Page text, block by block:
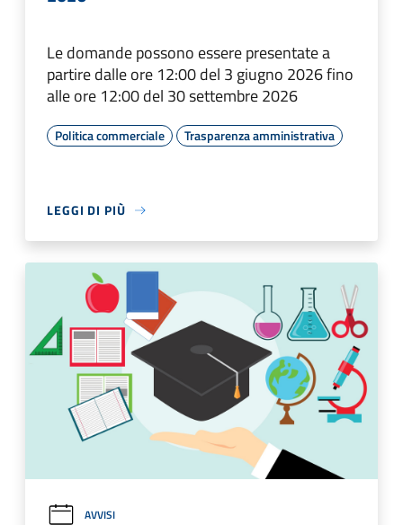
Le domande possono essere presentate a
partire dalle ore 12:00 del 3 giugno 2026 fino
alle ore 12:00 del 30 settembre 2026
Politica commerciale Trasparenza amministrativa
LEGGI DI PIÙ
AVVISI